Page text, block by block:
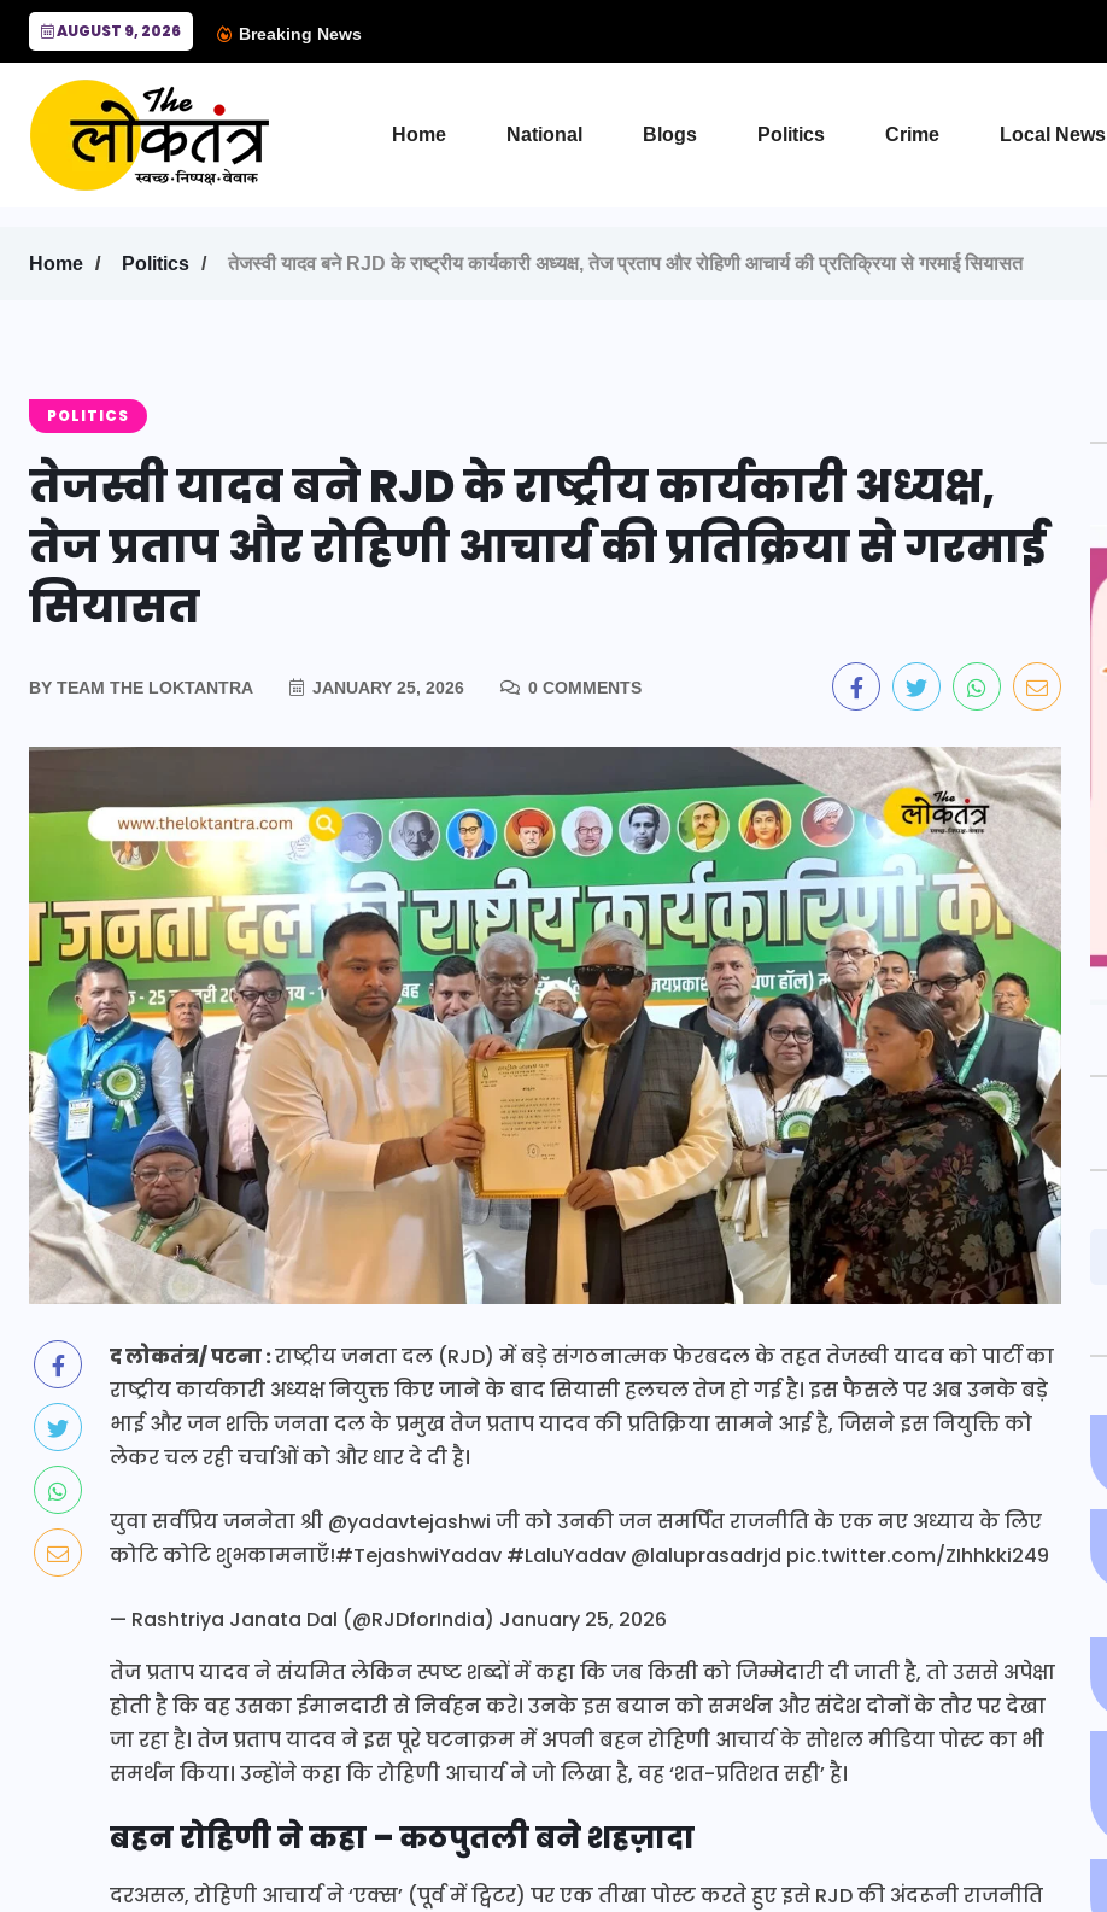
AUGUST 9, 2026 Breaking News
Home National Blogs Politics Crime Local News
Home Politics तेजस्वी यादव बने RJD के राष्ट्रीय कार्यकारी अध्यक्ष, तेज प्रताप और रोहिणी आचार्य की प्रतिक्रिया से गरमाई सियासत
POLITICS
तेजस्वी यादव बने RJD के राष्ट्रीय कार्यकारी अध्यक्ष,
तेज प्रताप और रोहिणी आचार्य की प्रतिक्रिया से गरमाई
सियासत
BY TEAM THE LOKTANTRA JANUARY 25, 2026 0 COMMENTS
द लोकतंत्र/ पटना :राष्ट्रीय जनता दल (RJD) में बड़े संगठनात्मक फेरबदल के तहत तेजस्वी यादव को पार्टी का
राष्ट्रीय कार्यकारी अध्यक्ष नियुक्त किए जाने के बाद सियासी हलचल तेज हो गई है। इस फैसले पर अब उनके बड़े
भाई और जन शक्ति जनता दल के प्रमुख तेज प्रताप यादव की प्रतिक्रिया सामने आई है, जिसने इस नियुक्ति को
लेकर चल रही चर्चाओं को और धार दे दी है।
युवा सर्वप्रिय जननेता श्री @yadavtejashwi जी को उनकी जन समर्पित राजनीति के एक नए अध्याय के लिए
कोटि कोटि शुभकामनाएँ!#TejashwiYadav #LaluYadav @laluprasadrjd pic.twitter.com/ZIhhkki249
— Rashtriya Janata Dal (@RJDforIndia) January 25, 2026
तेज प्रताप यादव ने संयमित लेकिन स्पष्ट शब्दों में कहा कि जब किसी को जिम्मेदारी दी जाती है, तो उससे अपेक्षा
होती है कि वह उसका ईमानदारी से निर्वहन करे। उनके इस बयान को समर्थन और संदेश दोनों के तौर पर देखा
जा रहा है। तेज प्रताप यादव ने इस पूरे घटनाक्रम में अपनी बहन रोहिणी आचार्य के सोशल मीडिया पोस्ट का भी
समर्थन किया। उन्होंने कहा कि रोहिणी आचार्य ने जो लिखा है, वह ‘शत-प्रतिशत सही’ है।
बहन रोहिणी ने कहा – कठपुतली बने शहज़ादा
दरअसल, रोहिणी आचार्य ने ‘एक्स’ (पूर्व में ट्विटर) पर एक तीखा पोस्ट करते हुए इसे RJD की अंदरूनी राजनीति